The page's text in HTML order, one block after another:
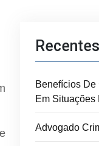
Recentes
Benefícios De
Em Situações
Advogado